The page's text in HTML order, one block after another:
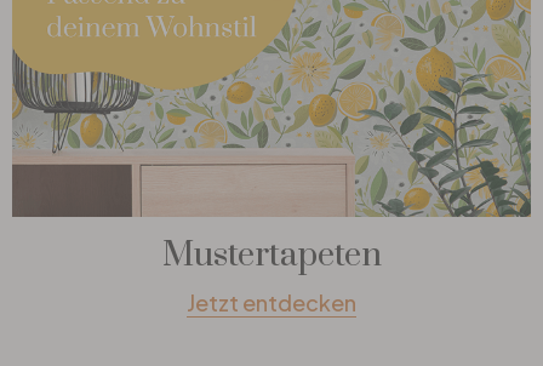
Mustertapeten
Jetzt entdecken